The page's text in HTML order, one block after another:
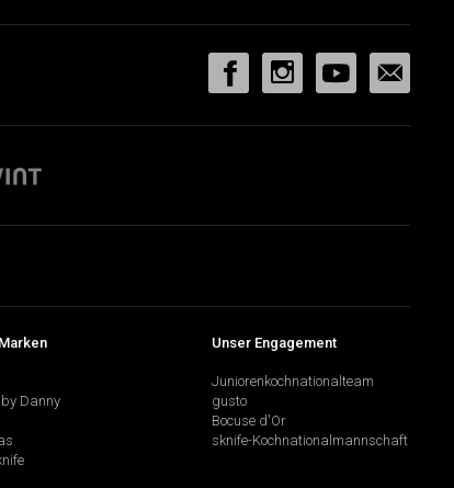
Danny
Unser Engagement
Juniorenkochnationalteam
gusto
Bocuse d'Or
sknife-Kochnationalmannschaft